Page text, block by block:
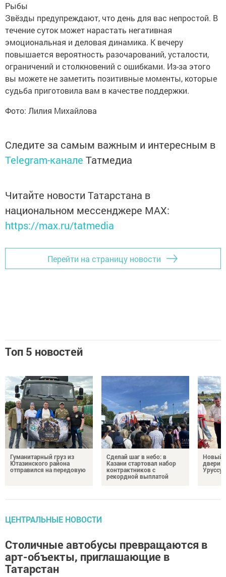
Рыбы
Звёзды предупреждают, что день для вас непростой. В
течение суток может нарастать негативная
эмоциональная и деловая динамика. К вечеру
повышается вероятность разочарований, усталости,
ограничений и столкновений с ошибками. Из-за этого
вы можете не заметить позитивные моменты, которые
судьба приготовила вам в качестве поддержки.
Фото: Лилия Михайлова
Следите за самым важным и интересным в
Telegram-канале Татмедиа
Читайте новости Татарстана в
национальном мессенджере MАХ:
https://max.ru/tatmedia
Перейти на страницу новости
Топ 5 новостей
Гуманитарный груз из
Ютазинского района
отправился на передовую
Сделай шаг в небо: в
Казани стартовал набор
контрактников с
рекордной выплатой
Новый
двери
Уруссу
ЦЕНТРАЛЬНЫЕ НОВОСТИ
Столичные автобусы превращаются в
арт-объекты, приглашающие в
Татарстан